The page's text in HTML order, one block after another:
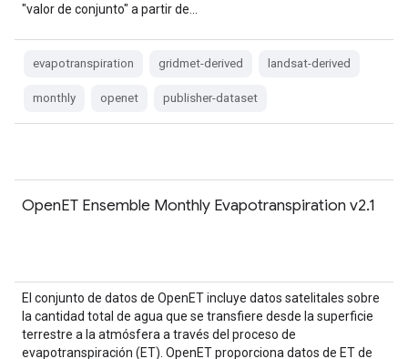
"valor de conjunto" a partir de…
evapotranspiration gridmet-derived landsat-derived
monthly openet publisher-dataset
OpenET Ensemble Monthly Evapotranspiration v2.1
El conjunto de datos de OpenET incluye datos satelitales sobre
la cantidad total de agua que se transfiere desde la superficie
terrestre a la atmósfera a través del proceso de
evapotranspiración (ET). OpenET proporciona datos de ET de